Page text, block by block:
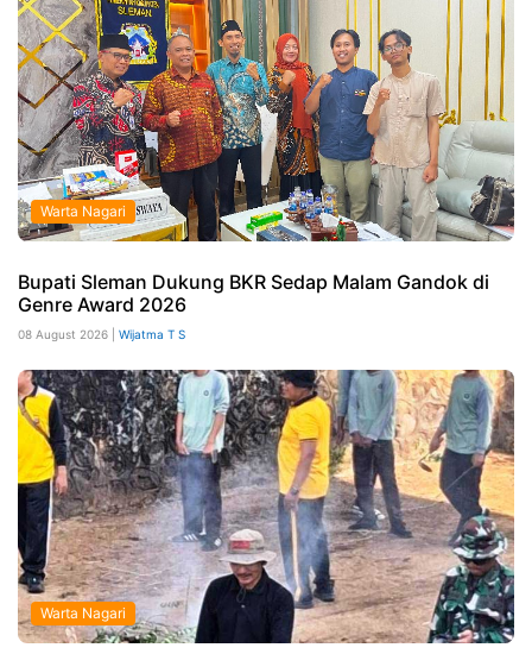
Warta Nagari
Bupati Sleman Dukung BKR Sedap Malam Gandok di
Genre Award 2026
08 August 2026 | Wijatma T S
Warta Nagari